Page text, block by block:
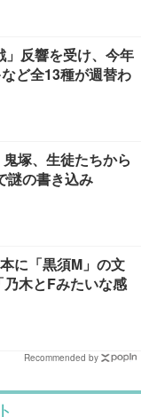
」反響を受け、今年
ど全13種が週替わ
鬼塚、生徒たちから
謎の書き込み
に「黒須M」の文
木とFみたいな感
Recommended by